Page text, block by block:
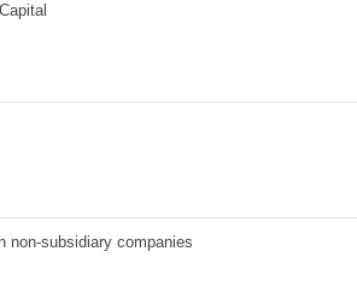
non-subsidiary companies